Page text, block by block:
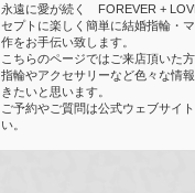
永遠に愛が続く FOREVER +
セプトに楽しく簡単に結婚指輪・
作をお手伝い致します。
こちらのページではご来店頂いた
指輪やアクセサリーなど色々な情
きたいと思います。
ご予約やご質問は公式ウェブサイト
い。